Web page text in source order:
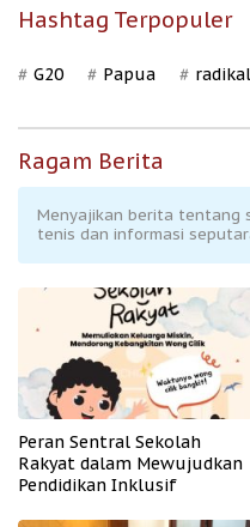
Hashtag Terpopuler
G20 Papua
Ragam Berita
Menyajikan berita tentang
tenis dan informasi
Peran Sentral Sekolah
Rakyat dalam Mewujudkan
Pendidikan Inklusif